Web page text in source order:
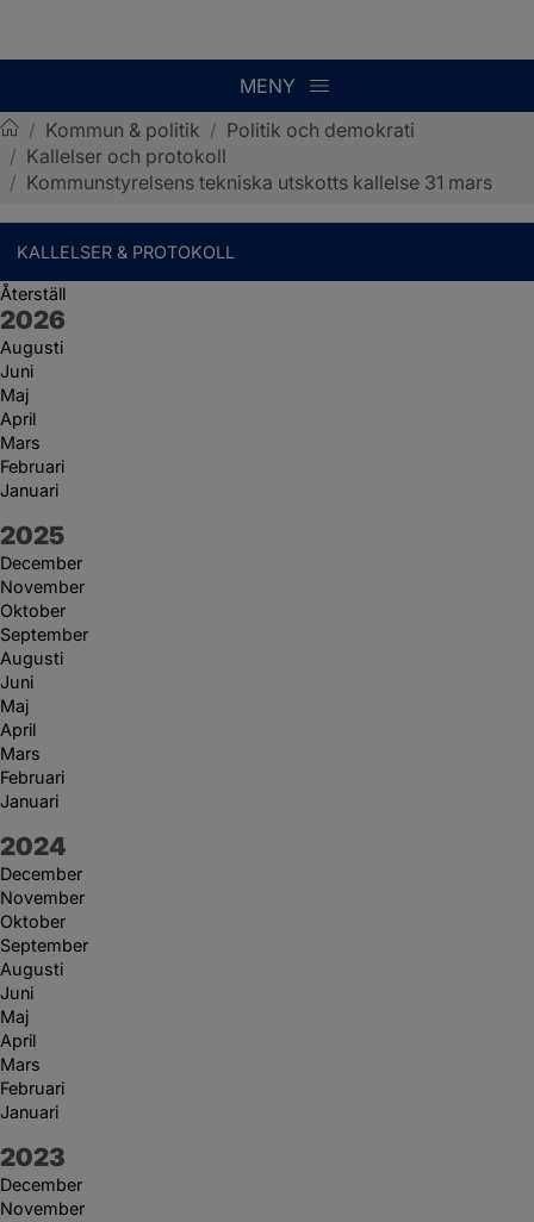
MENY
Sotenäs kommun
/ Kommun & politik / Politik och demokrati
/ Kallelser och protokoll
/ Kommunstyrelsens tekniska utskotts kallelse 31 mars
KALLELSER & PROTOKOLL
Återställ
År:
2026
Augusti
Juni
Maj
April
Mars
Februari
Januari
År:
2025
December
November
Oktober
September
Augusti
Juni
Maj
April
Mars
Februari
Januari
År:
2024
December
November
Oktober
September
Augusti
Juni
Maj
April
Mars
Februari
Januari
År:
2023
December
November